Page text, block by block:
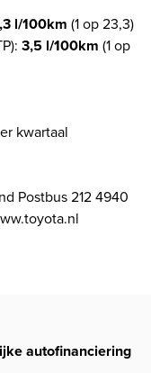
l/100km (1 op 23,3)
3,5 l/100km (1 op
kwartaal
Postbus 212 4940
autofinanciering